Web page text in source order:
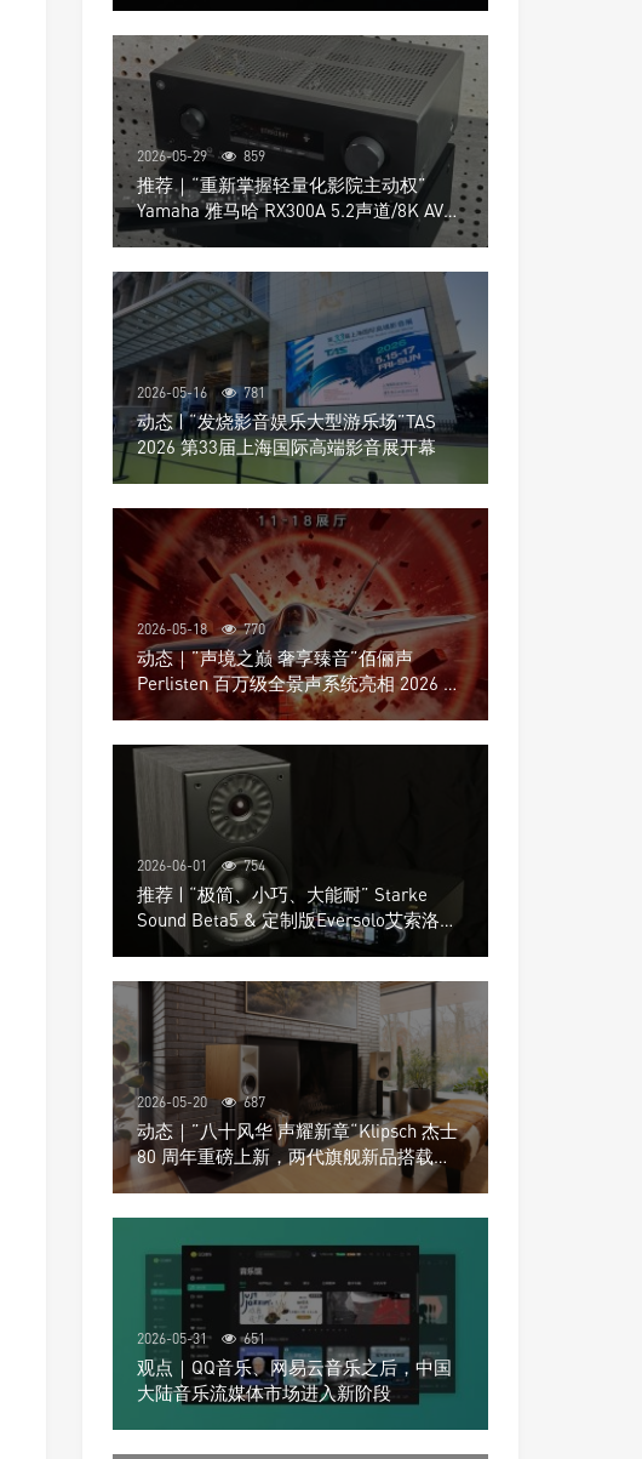
2026-05-29 859
推荐｜“重新掌握轻量化影院主动权”
Yamaha 雅马哈 RX300A 5.2声道/8K AV放
大器
2026-05-16 781
动态 | “发烧影音娱乐大型游乐场”TAS
2026 第33届上海国际高端影音展开幕
2026-05-18 770
动态｜”声境之巅 奢享臻音”佰俪声
Perlisten 百万级全景声系统亮相 2026 北
京国际音响展
2026-06-01 754
推荐 | “极简、小巧、大能耐” Starke
Sound Beta5 & 定制版Eversolo艾索洛
Play音响组合
2026-05-20 687
动态｜”八十风华 声耀新章“Klipsch 杰士
80 周年重磅上新，两代旗舰新品搭载硬
核配置音质再升级
2026-05-31 651
观点｜QQ音乐、网易云音乐之后，中国
大陆音乐流媒体市场进入新阶段